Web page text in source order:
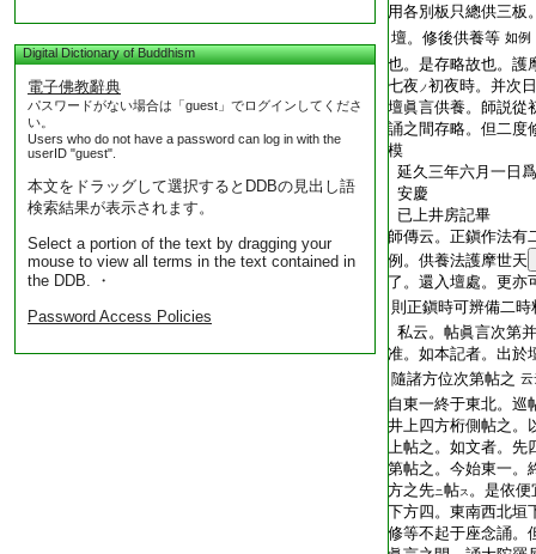
Digital Dictionary of Buddhism
電子佛教辭典
パスワードがない場合は「guest」でログインしてくださ
い。
Users who do not have a password can log in with the
userID "guest".
本文をドラッグして選択するとDDBの見出し語
検索結果が表示されます。
Select a portion of the text by dragging your
mouse to view all terms in the text contained in
the DDB. ・
Password Access Policies
用各別板只總供三板
壇。修後供養等 如例
也。是存略故也。護
七夜 ノ初夜時。并次
壇眞言供養。師説從
誦之間存略。但二度
模
延久三年六月一日
安慶
已上井房記畢
師傳云。正鎭作法有
例。供養法護摩世天
了。還入壇處。更亦
則正鎭時可辨備二時
私云。帖眞言次第
准。如本記者。出於
隨諸方位次第帖之 云
自東一終于東北。巡
井上四方桁側帖之。
上帖之。如文者。先
第帖之。今始東一。
方之先ニ帖ス 。是依
下方四。東南西北垣
修等不起于座念誦。